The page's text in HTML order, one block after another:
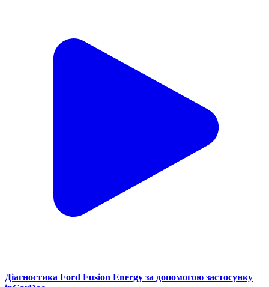
Діагностика Ford Fusion Energy за допомогою застосунку